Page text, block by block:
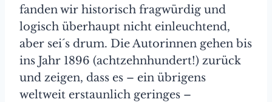
fanden wir historisch fragwürdig und
logisch überhaupt nicht einleuchtend,
aber sei´s drum. Die Autorinnen gehen bis
ins Jahr 1896 (achtzehnhundert!) zurück
und zeigen, dass es – ein übrigens
weltweit erstaunlich geringes –